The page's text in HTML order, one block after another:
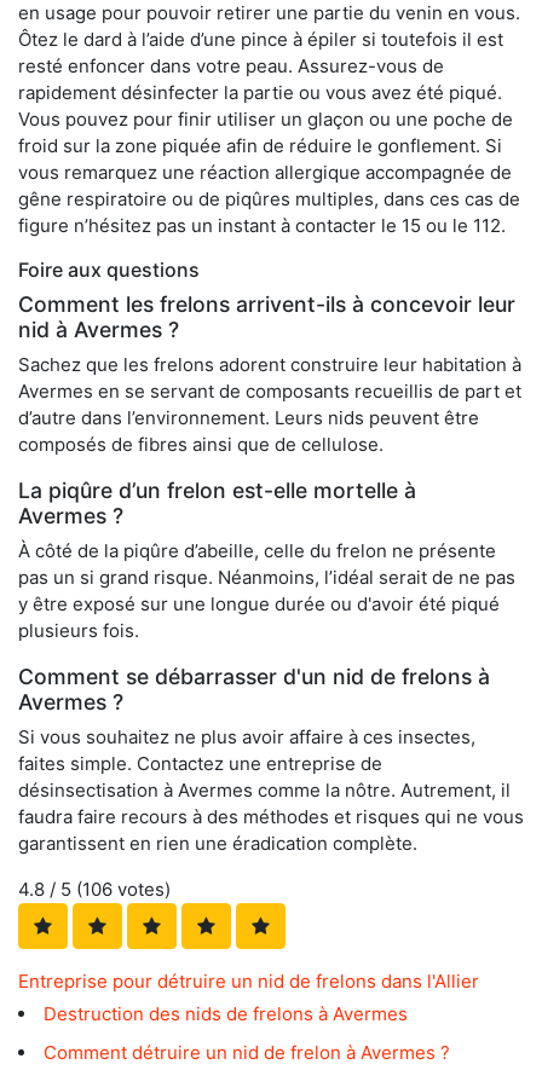
en usage pour pouvoir retirer une partie du venin en vous.
Ôtez le dard à l’aide d’une pince à épiler si toutefois il est
resté enfoncer dans votre peau. Assurez-vous de
rapidement désinfecter la partie ou vous avez été piqué.
Vous pouvez pour finir utiliser un glaçon ou une poche de
froid sur la zone piquée afin de réduire le gonflement. Si
vous remarquez une réaction allergique accompagnée de
gêne respiratoire ou de piqûres multiples, dans ces cas de
figure n’hésitez pas un instant à contacter le 15 ou le 112.
Foire aux questions
Comment les frelons arrivent-ils à concevoir leur
nid à Avermes ?
Sachez que les frelons adorent construire leur habitation à
Avermes en se servant de composants recueillis de part et
d’autre dans l’environnement. Leurs nids peuvent être
composés de fibres ainsi que de cellulose.
La piqûre d’un frelon est-elle mortelle à
Avermes ?
À côté de la piqûre d’abeille, celle du frelon ne présente
pas un si grand risque. Néanmoins, l’idéal serait de ne pas
y être exposé sur une longue durée ou d'avoir été piqué
plusieurs fois.
Comment se débarrasser d'un nid de frelons à
Avermes ?
Si vous souhaitez ne plus avoir affaire à ces insectes,
faites simple. Contactez une entreprise de
désinsectisation à Avermes comme la nôtre. Autrement, il
faudra faire recours à des méthodes et risques qui ne vous
garantissent en rien une éradication complète.
4.8 / 5 (106 votes)
Entreprise pour détruire un nid de frelons dans l'Allier
Destruction des nids de frelons à Avermes
Comment détruire un nid de frelon à Avermes ?